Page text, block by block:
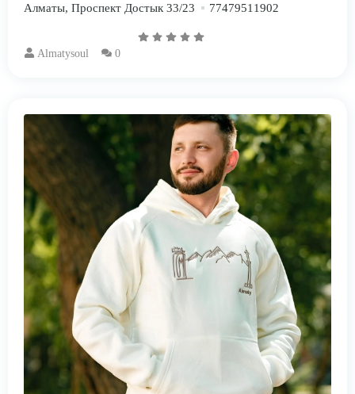
Алматы, Проспект Достык 33/23 77479511902
Almatysoul 0